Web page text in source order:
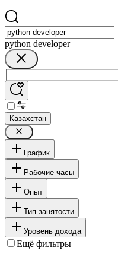
python developer
Казахстан
График
Рабочие часы
Опыт
Тип занятости
Уровень дохода
Ещё фильтры